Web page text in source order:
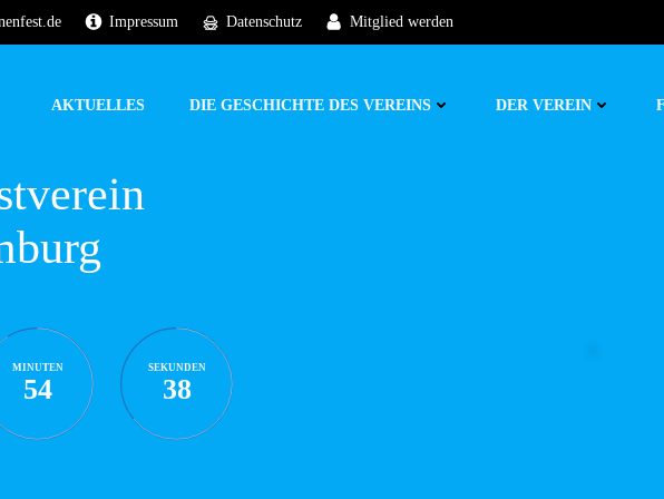
Impressum Datenschutz Mitglied werden
AKTUELLES DIE GESCHICHTE DES VEREINS DER VEREIN
MINUTEN
54
SEKUNDEN
37